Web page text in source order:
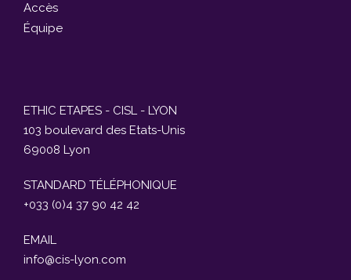
Accès
Équipe
ETHIC ETAPES - CISL - LYON
103 boulevard des Etats-Unis
69008 Lyon
STANDARD TÉLÉPHONIQUE
+033 (0)4 37 90 42 42
EMAIL
info@cis-lyon.com